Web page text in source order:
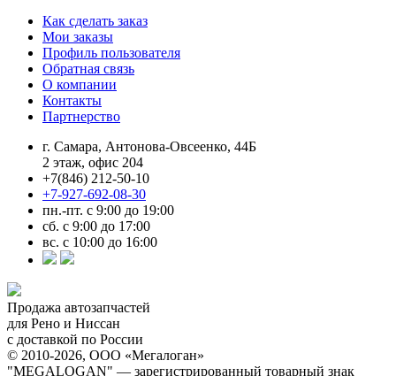
Как сделать заказ
Мои заказы
Профиль пользователя
Обратная связь
О компании
Контакты
Партнерство
г. Самара, Антонова-Овсеенко, 44Б
2 этаж, офис 204
+7(846) 212-50-10
+7-927-692-08-30
пн.-пт. с 9:00 до 19:00
сб. с 9:00 до 17:00
вс. с 10:00 до 16:00
Продажа автозапчастей
для Рено и Ниссан
с доставкой по России
© 2010-2026, ООО «Мегалоган»
"MEGALOGAN" — зарегистрированный товарный знак